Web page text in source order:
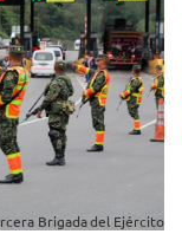
Brigada del Ejército